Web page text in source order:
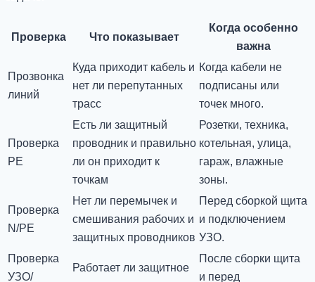
Проверка Что показывает
Когда особенно
важна
Прозвонка
линий
Куда приходит кабель и
нет ли перепутанных
трасс
Когда кабели не
подписаны или
точек много.
Проверка
PE
Есть ли защитный
проводник и правильно
ли он приходит к
точкам
Розетки, техника,
котельная, улица,
гараж, влажные
зоны.
Проверка
N/PE
Нет ли перемычек и
смешивания рабочих и
защитных проводников
Перед сборкой щита
и подключением
УЗО.
Проверка
УЗО/
Работает ли защитное
После сборки щита
и перед